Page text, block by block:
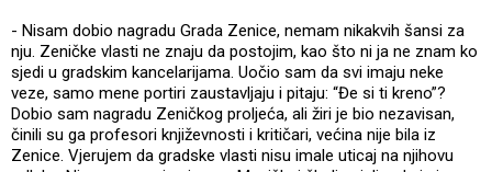
- Nisam dobio nagradu Grada Zenice, nemam nikakvih šansi za
nju. Zeničke vlasti ne znaju da postojim, kao što ni ja ne znam ko
sjedi u gradskim kancelarijama. Uočio sam da svi imaju neke
veze, samo mene portiri zaustavljaju i pitaju: “Đe si ti kreno”?
Dobio sam nagradu Zeničkog proljeća, ali žiri je bio nezavisan,
činili su ga profesori književnosti i kritičari, većina nije bila iz
Zenice. Vjerujem da gradske vlasti nisu imale uticaj na njihovu